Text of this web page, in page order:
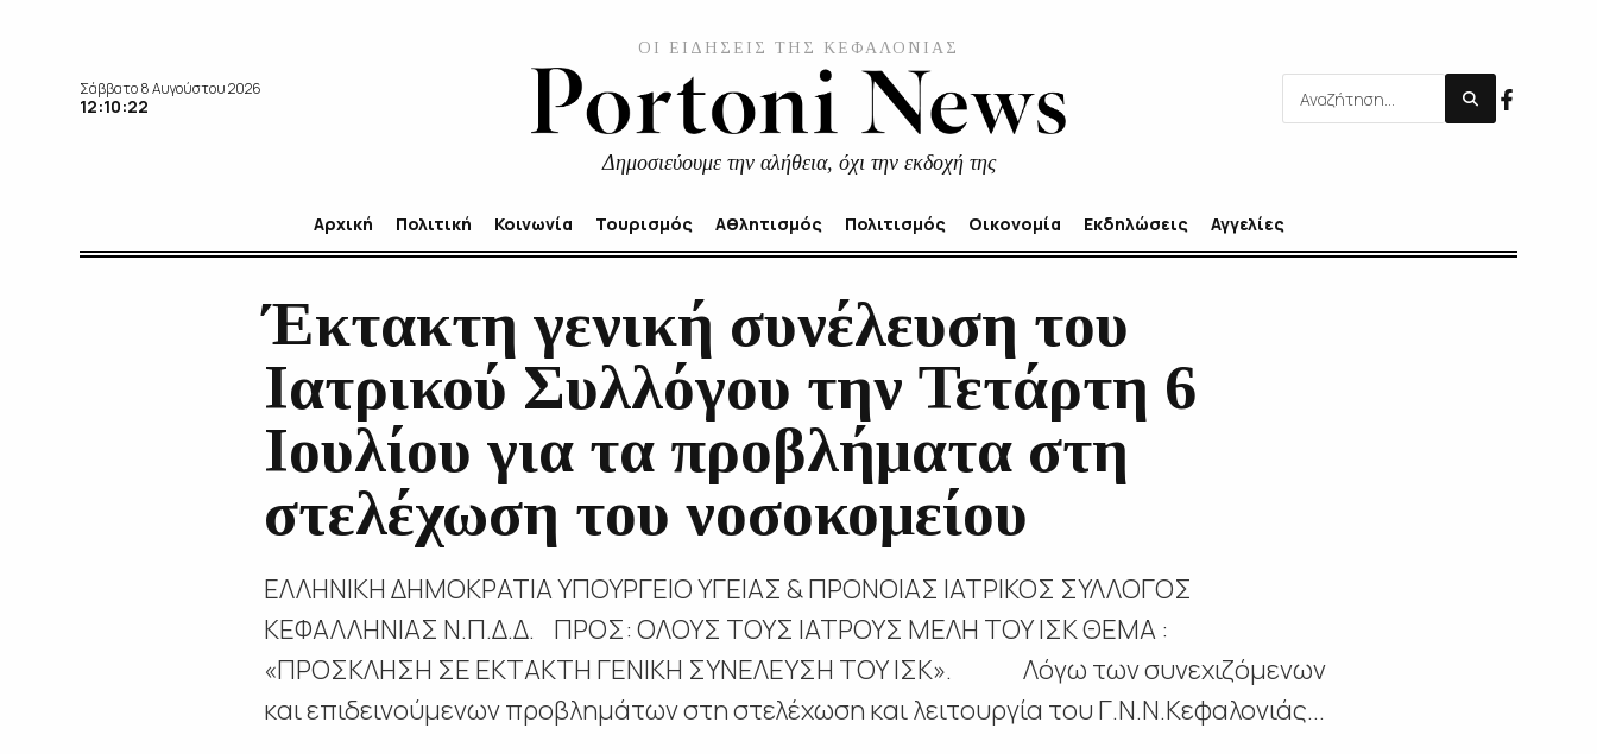
Σάββατο 8 Αυγούστου 2026
12:10:24
ΟΙ ΕΙΔΗΣΕΙΣ ΤΗΣ ΚΕΦΑΛΟΝΙΑΣ
Δημοσιεύουμε την αλήθεια, όχι την εκδοχή της
Αρχική Πολιτική Κοινωνία Τουρισμός Αθλητισμός Πολιτισμός Οικονομία Εκδηλώσεις Αγγελίες
Έκτακτη γενική συνέλευση του
Ιατρικού Συλλόγου την Τετάρτη 6
Ιουλίου για τα προβλήματα στη
στελέχωση του νοσοκομείου
ΕΛΛΗΝΙΚΗ ΔΗΜΟΚΡΑΤΙΑ ΥΠΟΥΡΓΕΙΟ ΥΓΕΙΑΣ & ΠΡΟΝΟΙΑΣ ΙΑΤΡΙΚΟΣ ΣΥΛΛΟΓΟΣ
ΚΕΦΑΛΛΗΝΙΑΣ Ν.Π.Δ.Δ. ΠΡΟΣ: ΟΛΟΥΣ ΤΟΥΣ ΙΑΤΡΟΥΣ ΜΕΛΗ ΤΟΥ ΙΣΚ ΘΕΜΑ :
«ΠΡΟΣΚΛΗΣΗ ΣΕ ΕΚΤΑΚΤΗ ΓΕΝΙΚΗ ΣΥΝΕΛΕΥΣΗ ΤΟΥ ΙΣΚ». Λόγω των συνεχιζόμενων
και επιδεινούμενων προβλημάτων στη στελέχωση και λειτουργία του Γ.Ν.Ν.Κεφαλονιάς...